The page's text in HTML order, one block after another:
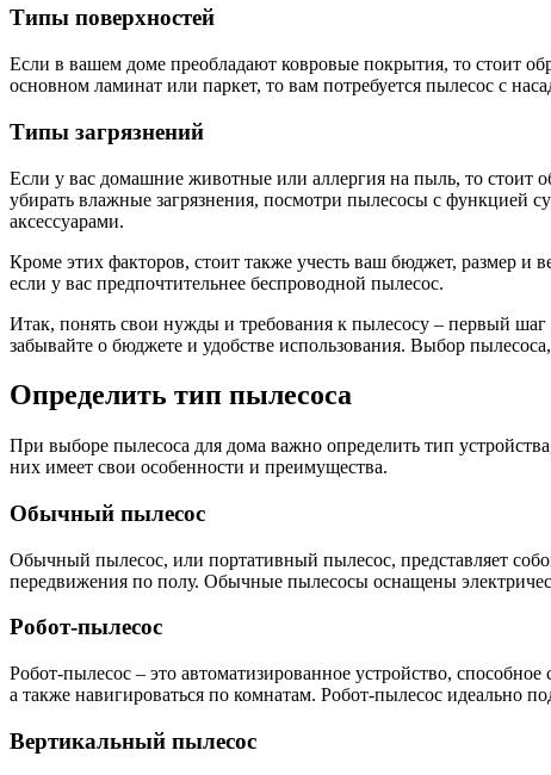
Типы поверхностей
Если в вашем доме преобладают ковровые покрытия, то стоит
основном ламинат или паркет, то вам потребуется пылесос с
Типы загрязнений
Если у вас домашние животные или аллергия на пыль, то стоит
убирать влажные загрязнения, посмотри пылесосы с функцией
аксессуарами.
Кроме этих факторов, стоит также учесть ваш бюджет, размер
если у вас предпочтительнее беспроводной пылесос.
Итак, понять свои нужды и требования к пылесосу – первый
забывайте о бюджете и удобстве использования. Выбор
Определить тип пылесоса
При выборе пылесоса для дома важно определить тип
них имеет свои особенности и преимущества.
Обычный пылесос
Обычный пылесос, или портативный пылесос, представляет
передвижения по полу. Обычные пылесосы оснащены
Робот-пылесос
Робот-пылесос – это автоматизированное устройство,
а также навигироваться по комнатам. Робот-пылесос идеально
Вертикальный пылесос